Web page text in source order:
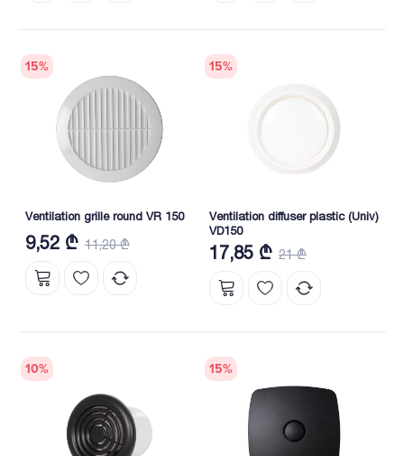
15%
Ventilation grille round VR 150
9,52 ₾ 11,20 ₾
15%
Ventilation diffuser plastic (Univ)
VD150
17,85 ₾ 21 ₾
10% 15%